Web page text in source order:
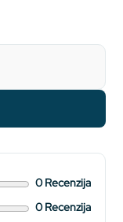
0 Recenzija
0 Recenzija